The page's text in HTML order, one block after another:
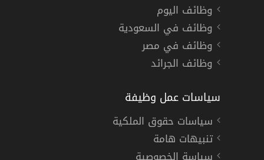
وظائف اليوم
وظائف في السعودية
وظائف في مصر
وظائف الجرائد
سياسات عمل وظيفة
سياسات حقوق الملكية
تنبيهات هامة